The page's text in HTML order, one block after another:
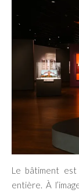
Le bâtiment
entière. À